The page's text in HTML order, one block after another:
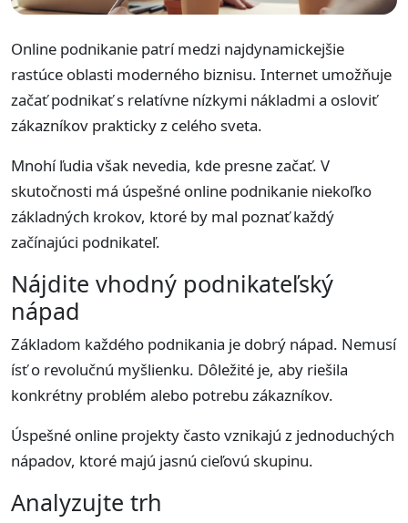
Online podnikanie patrí medzi najdynamickejšie
rastúce oblasti moderného biznisu. Internet umožňuje
začať podnikať s relatívne nízkymi nákladmi a osloviť
zákazníkov prakticky z celého sveta.
Mnohí ľudia však nevedia, kde presne začať. V
skutočnosti má úspešné online podnikanie niekoľko
základných krokov, ktoré by mal poznať každý
začínajúci podnikateľ.
Nájdite vhodný podnikateľský
nápad
Základom každého podnikania je dobrý nápad. Nemusí
ísť o revolučnú myšlienku. Dôležité je, aby riešila
konkrétny problém alebo potrebu zákazníkov.
Úspešné online projekty často vznikajú z jednoduchých
nápadov, ktoré majú jasnú cieľovú skupinu.
Analyzujte trh